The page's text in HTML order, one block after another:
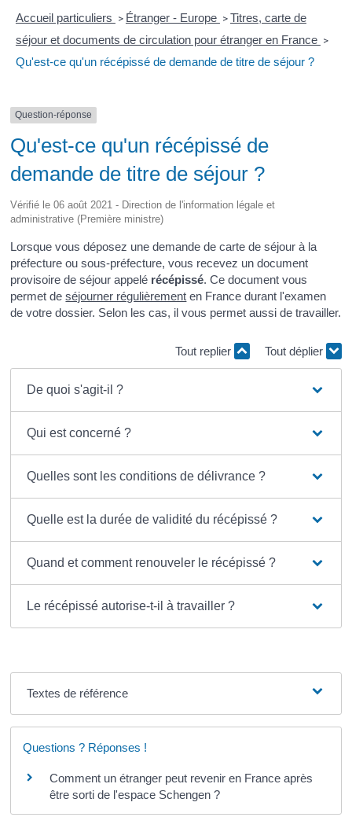
Accueil particuliers > Étranger - Europe > Titres, carte de
séjour et documents de circulation pour étranger en France >
Qu'est-ce qu'un récépissé de demande de titre de séjour ?
Question-réponse
Qu'est-ce qu'un récépissé de
demande de titre de séjour ?
Vérifié le 06 août 2021 - Direction de l'information légale et
administrative (Première ministre)
Lorsque vous déposez une demande de carte de séjour à la
préfecture ou sous-préfecture, vous recevez un document
provisoire de séjour appelé récépissé. Ce document vous
permet deséjourner régulièrement en France durant l'examen
de votre dossier. Selon les cas, il vous permet aussi de travailler.
Tout replier Tout déplier
De quoi s'agit-il ?
Qui est concerné ?
Quelles sont les conditions de délivrance ?
Quelle est la durée de validité du récépissé ?
Quand et comment renouveler le récépissé ?
Le récépissé autorise-t-il à travailler ?
Textes de référence
Questions ? Réponses !
Comment un étranger peut revenir en France après
être sorti de l'espace Schengen ?